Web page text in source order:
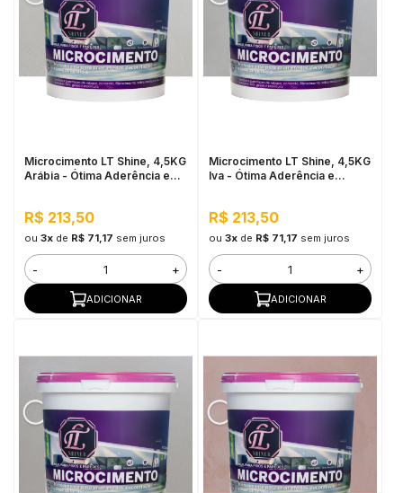
Microcimento LT Shine, 4,5KG
Arábia - Ótima Aderência e
R$ 213,50
ou 3xde R$ 71,17 sem juros
- +
ADICIONAR
Microcimento LT Shine, 4,5KG
Iva - Ótima Aderência e
R$ 213,50
ou 3xde R$ 71,17 sem juros
- +
ADICIONAR